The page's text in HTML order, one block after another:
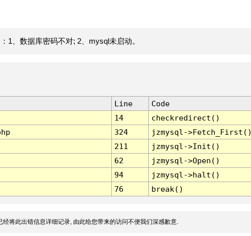
1、数据库密码不对; 2、mysql未启动。
Line
Code
14
checkredirect()
324
jzmysql-
211
jzmysql->Init()
62
jzmysql->Open()
94
jzmysql->halt()
76 break()
经将此出错信息详细记录, 由此给您带来的访问不便我们深感歉意.